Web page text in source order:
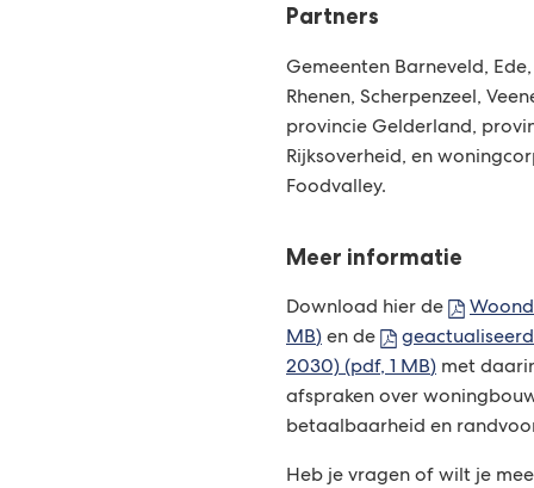
Partners
Gemeenten Barneveld,
Rhenen, Scherpenzeel,
provincie Gelderland,
Rijksoverheid, en
Foodvalley.
Meer informatie
Download hier de
MB) en de
2030)(pdf, 1 MB) met
afspraken over
betaalbaarheid en
Heb je vragen of wilt je